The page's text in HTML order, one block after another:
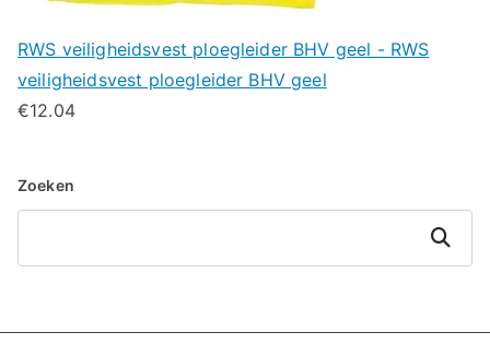
RWS veiligheidsvest ploegleider BHV geel - RWS
veiligheidsvest ploegleider BHV geel
€12.04
Zoeken
Zoeken